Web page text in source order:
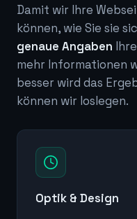
Damit wir Ihre
können, wie Sie sie
genaue Angaben
mehr Informationen
besser wird das
können wir loslegen.
Optik & Design